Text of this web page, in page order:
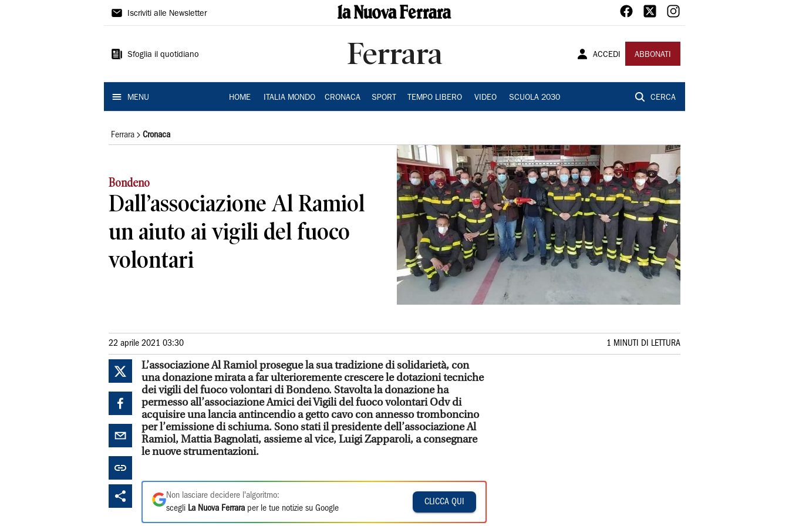
La
Ferrara
Iscriviti alle Newsletter
Sfoglia il quotidiano Ferrara ACCEDI ABBONATI
MENU HOME ITALIA MONDO CRONACA SPORT TEMPO LIBERO VIDEO SCUOLA 2030 CERCA
Ferrara Cronaca
Bondeno
Dall’associazione Al Ramiol
un aiuto ai vigili del fuoco
volontari
22 aprile 2021 03:30 1 MINUTI DI LETTURA
L’associazione Al Ramiol prosegue la sua tradizione di solidarietà, con
una donazione mirata a far ulterioremente crescere le dotazioni tecniche
dei vigili del fuoco volontari di Bondeno. Stavolta la donazione ha
permesso all’associazione Amici dei Vigili del fuoco volontari Odv di
acquisire una lancia antincendio a getto cavo con annesso tromboncino
per l’emissione di schiuma. Sono stati il presidente dell’associazione Al
Ramiol, Mattia Bagnolati, assieme al vice, Luigi Zapparoli, a consegnare
le nuove strumentazioni.
Non lasciare decidere l'algoritmo:
scegli La Nuova Ferrara per le tue notizie su Google
CLICCA QUI